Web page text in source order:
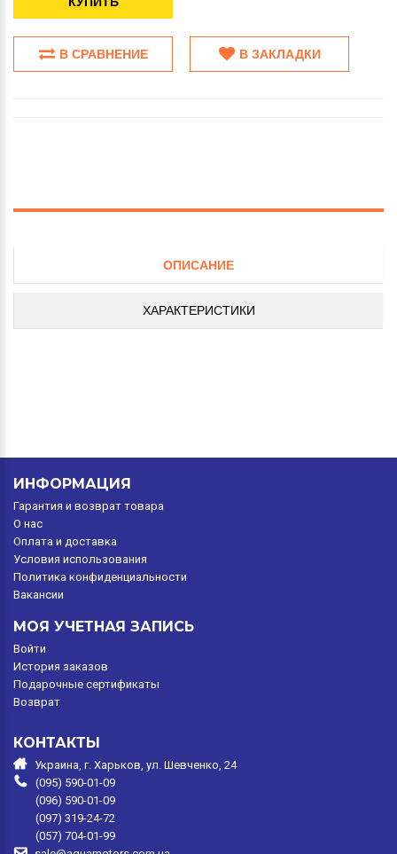
В СРАВНЕНИЕ В ЗАКЛАДКИ
ОПИСАНИЕ
ХАРАКТЕРИСТИКИ
ИНФОРМАЦИЯ
Гарантия и возврат товара
O нас
Оплата и доставка
Условия использования
Политика конфиденциальности
Вакансии
МОЯ УЧЕТНАЯ ЗАПИСЬ
Войти
История заказов
Подарочные сертификаты
Возврат
КОНТАКТЫ
Украина, г. Харьков, ул. Шевченко, 24
(095) 590-01-09
(096) 590-01-09
(097) 319-24-72
(057) 704-01-99